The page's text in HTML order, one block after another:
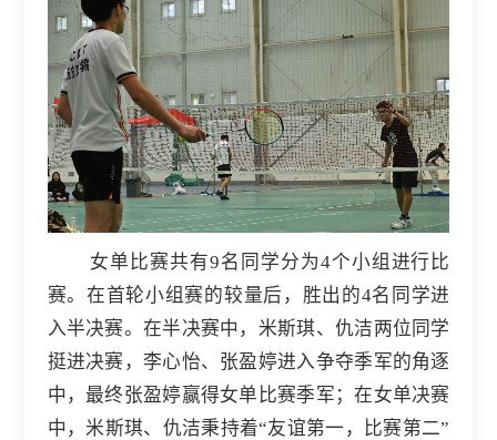
女单比赛共有9名同学分为4个小组进行比
赛。在首轮小组赛的较量后，胜出的4名同学进
入半决赛。在半决赛中，米斯琪、仇洁两位同学
挺进决赛，李心怡、张盈婷进入争夺季军的角逐
中，最终张盈婷赢得女单比赛季军；在女单决赛
中，米斯琪、仇洁秉持着“友谊第一，比赛第二”